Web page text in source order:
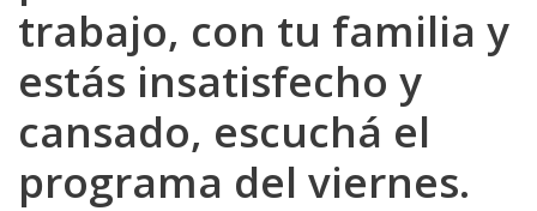
trabajo, con tu familia y
estás insatisfecho y
cansado, escuchá el
programa del viernes.